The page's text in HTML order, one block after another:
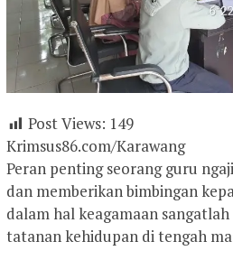
Post Views: 149
Krimsus86.com/Karawang
Peran penting seorang guru
dan memberikan bimbingan
dalam hal keagamaan
tatanan kehidupan di tengah